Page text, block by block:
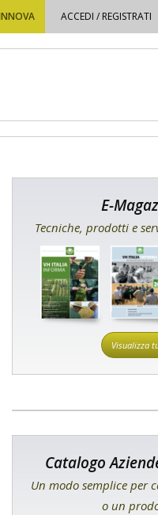
ACCEDI / REGISTRATI
E-
Tecniche, prodotti e
Visualizza
Catalogo
Un modo semplice per
o un